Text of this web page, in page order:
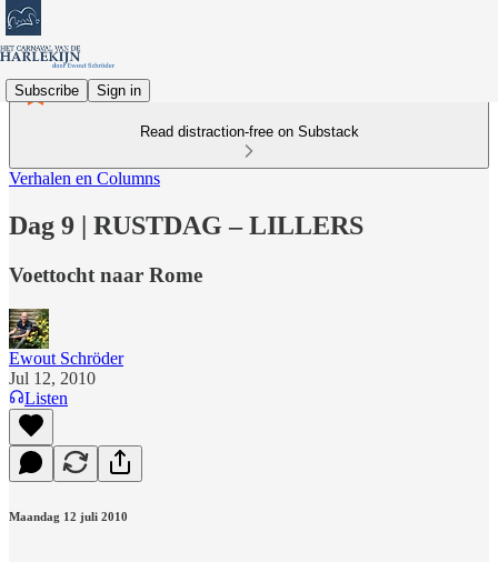
Subscribe Sign in
Read distraction-free on Substack
Verhalen en Columns
Dag 9 | RUSTDAG – LILLERS
Voettocht naar Rome
Ewout Schröder
Jul 12, 2010
Listen
Maandag 12 juli 2010